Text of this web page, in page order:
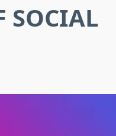
SOCIAL